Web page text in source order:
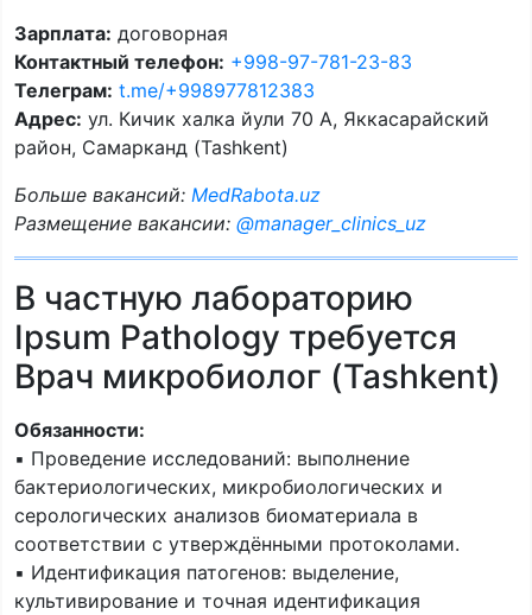
Зарплата: договорная
Контактный телефон: +998-97-781-23-83
Телеграм: t.me/+998977812383
Адрес: ул. Кичик халка йули 70 А, Яккасарайский
район, Самарканд (Tashkent)
Больше вакансий: MedRabota.uz
Размещение вакансии: @manager_clinics_uz
В частную лабораторию
Ipsum Pathology требуется
Врач микробиолог (Tashkent)
Обязанности:
▪️ Проведение исследований: выполнение
бактериологических, микробиологических и
серологических анализов биоматериала в
соответствии с утверждёнными протоколами.
▪️ Идентификация патогенов: выделение,
культивирование и точная идентификация